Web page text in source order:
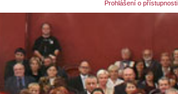
Prohlášení o přístupnosti